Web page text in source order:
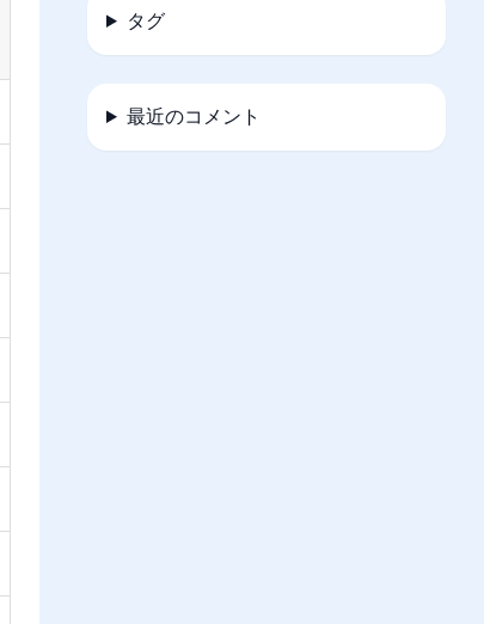
タグ
最近のコメント